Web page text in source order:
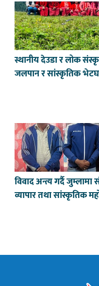
स्थानीय देउडा र लोक
जलपान र सांस्कृतिक
विवाद अन्त्य गर्दै
व्यापार तथा सांस्कृतिक